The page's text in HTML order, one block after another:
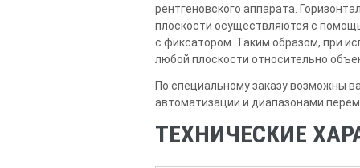
рентгеновского аппарата.
плоскости осуществляются с
с фиксатором. Таким образом, при
любой плоскости относительно
По специальному заказу возможны
автоматизации и диапазонами
ТЕХНИЧЕСКИЕ